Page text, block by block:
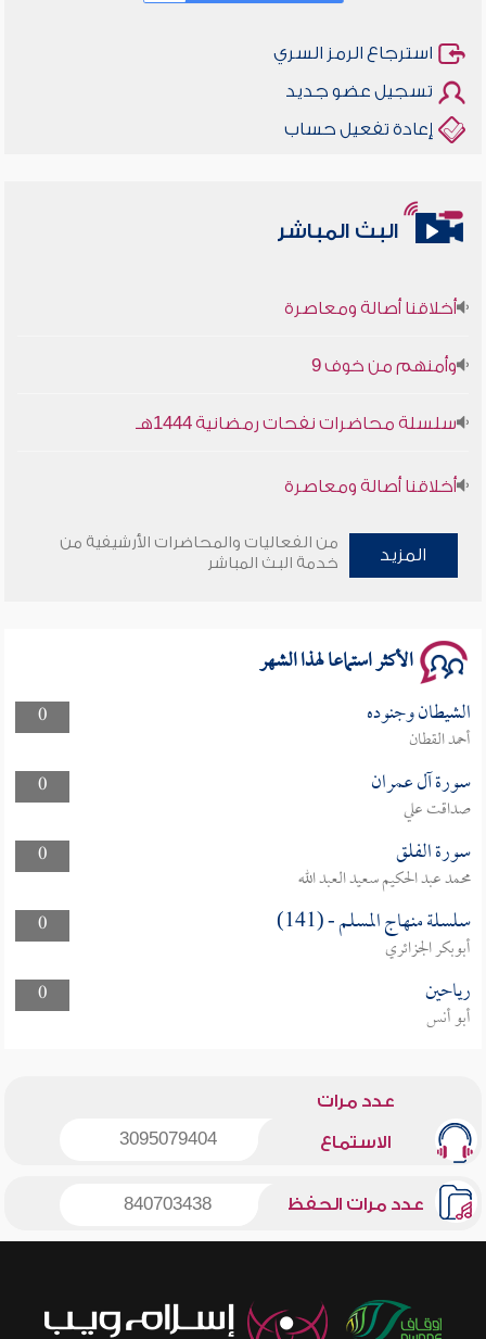
استرجاع الرمز السري
تسجيل عضو جديد
إعادة تفعيل حساب
البث المباشر
المزيد
من الفعاليات والمحاضرات الأرشيفية من
خدمة البث المباشر
الأكثر استماعا لهذا الشهر
0 الشيطان وجنوده
أحمد القطان
0
سورة آل عمران
صداقت علي
0
سورة الفلق
محمد عبد الحكيم سعيد العبد الله
0
سلسلة منهاج المسلم - (141)
أبوبكر الجزائري
0
رياحين
أبو أنس
عدد مرات
الاستماع 3095079404
عدد مرات الحفظ 840703438